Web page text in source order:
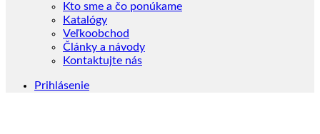
Kto sme a čo ponúkame
Katalógy
Veľkoobchod
Články a návody
Kontaktujte nás
Prihlásenie